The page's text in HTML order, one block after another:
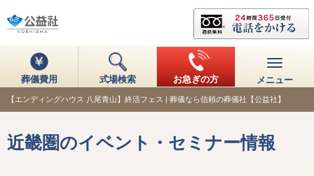
葬儀費用 式場検索 お急ぎの方 メニュー
【エンディングハウス 八尾青山】終活フェス | 葬儀なら信頼の葬儀社【公益社】
近畿圏のイベント・セミナー情報